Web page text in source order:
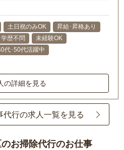
土日祝のみOK
昇給･昇格あり
学歴不問
未経験OK
代･50代活躍中
の詳細を見る
代行の求人一覧を見る
お掃除代行のお仕事